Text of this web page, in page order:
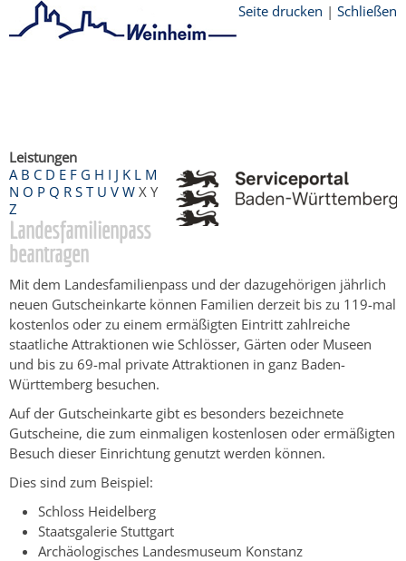
Seite drucken | Schließen
Leistungen
A B C D E F G H I J K L M
N O P Q R S T U V W X Y
Z
Landesfamilienpass
beantragen
Mit dem Landesfamilienpass und der dazugehörigen jährlich
neuen Gutscheinkarte können Familien derzeit bis zu 119-mal
kostenlos oder zu einem ermäßigten Eintritt zahlreiche
staatliche Attraktionen wie Schlösser, Gärten oder Museen
und bis zu 69-mal private Attraktionen in ganz Baden-
Württemberg besuchen.
Auf der Gutscheinkarte gibt es besonders bezeichnete
Gutscheine, die zum einmaligen kostenlosen oder ermäßigten
Besuch dieser Einrichtung genutzt werden können.
Dies sind zum Beispiel:
Schloss Heidelberg
Staatsgalerie Stuttgart
Archäologisches Landesmuseum Konstanz